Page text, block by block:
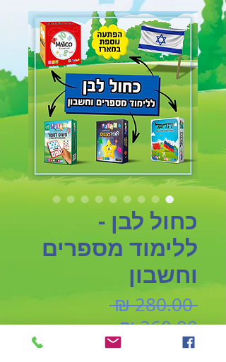
כחול לבן -
ללימוד מספרים
וחשבון
‏280.00 ‏₪
מחיר
רגיל
מחיר
מבצע